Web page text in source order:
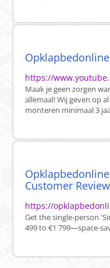
https://
Maak je geen zorgen
allemaal! Wij geven op
monteren minimaal 3
Customer
https://
Get the single-person
499 to €1 799—space-